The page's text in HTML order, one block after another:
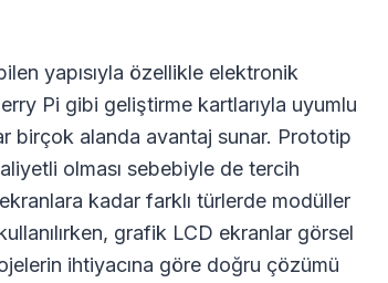
yapısıyla özellikle elektronik
Pi gibi geliştirme kartlarıyla uyumlu
birçok alanda avantaj sunar. Prototip
olması sebebiyle de tercih
kadar farklı türlerde modüller
grafik LCD ekranlar görsel
ihtiyacına göre doğru çözümü